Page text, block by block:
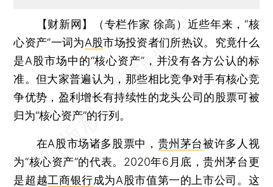
【财新网】（专栏作家 徐高） 近些年来，“核
心资产”一词为A股市场投资者们所热议。究竟什么
是A股市场中的“核心资产”，并没有各方公认的标
准。但大家普遍认为，那些相比竞争对手有核心竞
争优势，盈利增长有持续性的龙头公司的股票可被
归为“核心资产”的行列。
在A股市场诸多股票中， 贵州茅台被许多人视
为“核心资产”的代表。2020年6月底，贵州茅台更
是超越工商银行成为A股市值第一的上市公司。这